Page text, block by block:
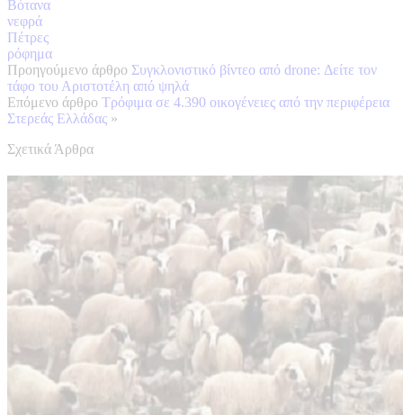
Βότανα
νεφρά
Πέτρες
ρόφημα
Προηγούμενο άρθρο Συγκλονιστικό βίντεο από drone: Δείτε τον
τάφο του Αριστοτέλη από ψηλά
Επόμενο άρθρο Τρόφιμα σε 4.390 οικογένειες από την περιφέρεια
Στερεάς Ελλάδας »
Σχετικά Άρθρα